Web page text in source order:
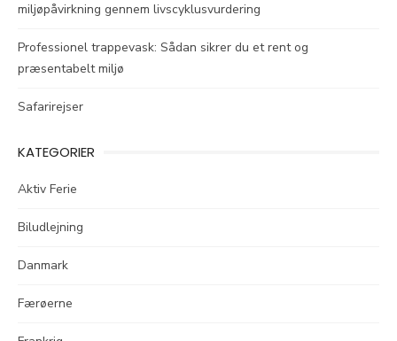
miljøpåvirkning gennem livscyklusvurdering
Professionel trappevask: Sådan sikrer du et rent og
præsentabelt miljø
Safarirejser
KATEGORIER
Aktiv Ferie
Biludlejning
Danmark
Færøerne